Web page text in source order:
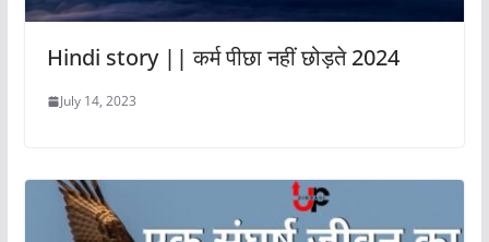
Hindi story || कर्म पीछा नहीं छोड़ते 2024
July 14, 2023